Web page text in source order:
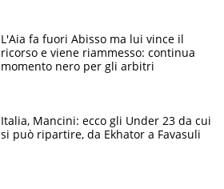
L'Aia fa fuori Abisso ma lui vince il
ricorso e viene riammesso: continua
momento nero per gli arbitri
Italia, Mancini: ecco gli Under 23 da cui
si può ripartire, da Ekhator a Favasuli